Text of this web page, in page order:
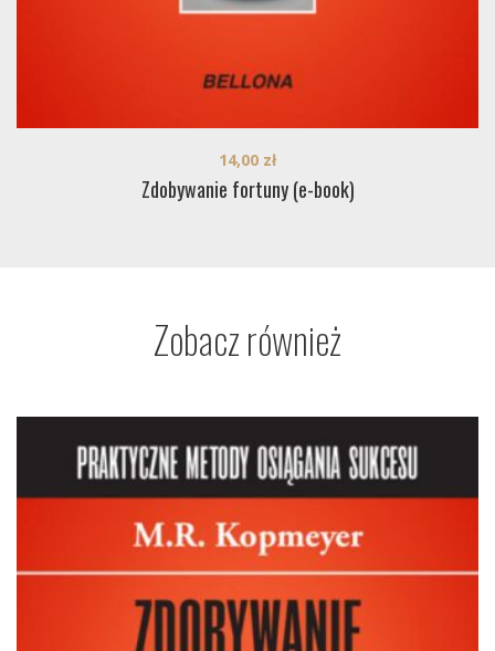
Zdobywanie fortuny (e-book)
14,00 zł
Zobacz również